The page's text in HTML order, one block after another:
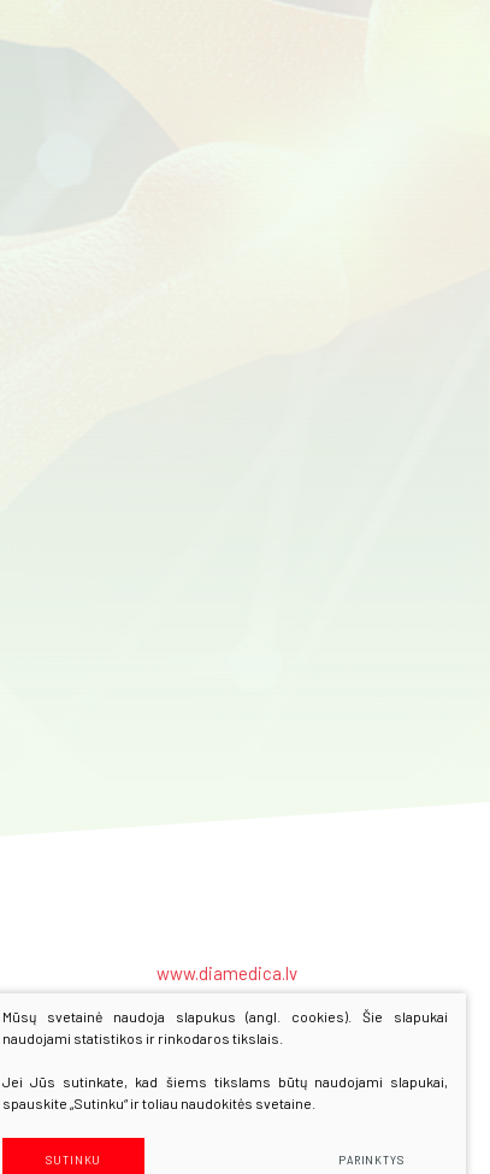
www.diamedica.lv
Sprendimas:Texus
Mūsų svetainė naudoja slapukus (angl. cookies). Šie slapukai
naudojami statistikos ir rinkodaros tikslais.
Jei Jūs sutinkate, kad šiems tikslams būtų naudojami slapukai,
spauskite „Sutinku“ ir toliau naudokitės svetaine.
SUTINKU PARINKTYS